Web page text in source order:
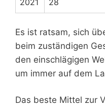
Es ist ratsam, sich
beim zuständigen
den einschlägigen
um immer auf dem
Das beste Mittel zur